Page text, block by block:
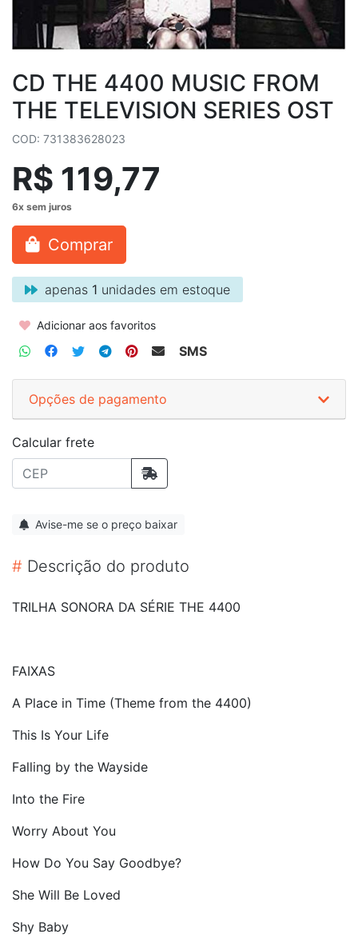
CD THE 4400 MUSIC FROM
THE TELEVISION SERIES OST
COD: 731383628023
R$ 119,77
Comprar
apenas 1 unidades em estoque
Adicionar aos favoritos
SMS
Opções de pagamento
Calcular frete
Avise-me se o preço baixar
# Descrição do produto
TRILHA SONORA DA SÉRIE THE 4400
FAIXAS
A Place in Time (Theme from the 4400)
This Is Your Life
Falling by the Wayside
Into the Fire
Worry About You
How Do You Say Goodbye?
She Will Be Loved
Shy Baby